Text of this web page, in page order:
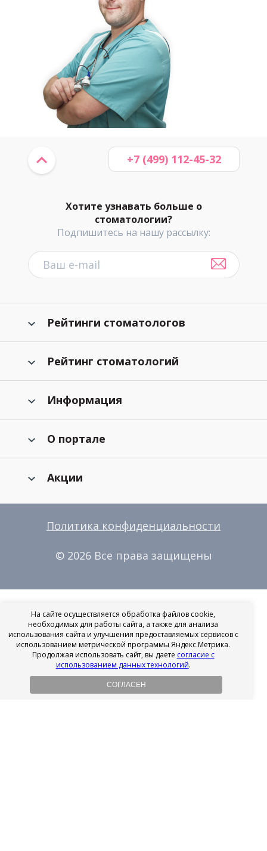
Хотите узнавать больше о
стоматологии?
Подпишитесь на нашу рассылку:
+7 (499) 112-45-32
Рейтинги стоматологов
Рейтинг стоматологий
Информация
О портале
Акции
Политика конфиденциальности
© 2026 Все права защищены
На сайте осуществляется обработка файлов cookie,
необходимых для работы сайта, а также для анализа
использования сайта и улучшения предоставляемых сервисов с
использованием метрической программы Яндекс.Метрика.
Продолжая использовать сайт, вы даете согласие с
использованием данных технологий.
СОГЛАСЕН